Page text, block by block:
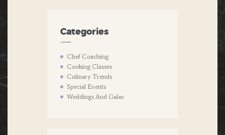
Categories
Chef Coaching
Cooking Classes
Culinary Trends
Special Events
Weddings And Galas